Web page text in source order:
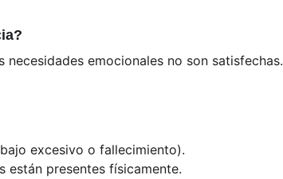
emocionales no son satisfechas.
excesivo o fallecimiento).
están presentes físicamente.